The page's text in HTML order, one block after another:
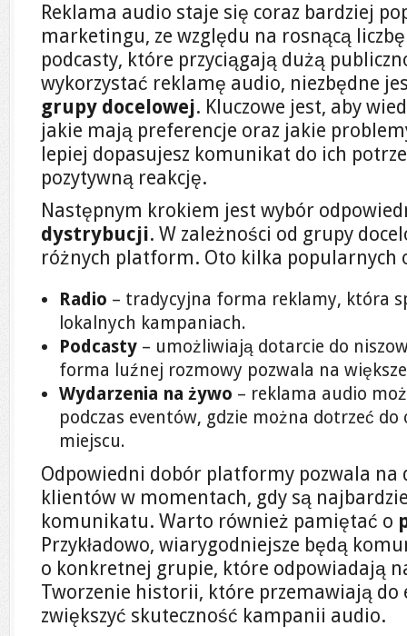
Reklama audio staje się coraz bardziej
marketingu, ze względu na rosnącą
podcasty, które przyciągają dużą
wykorzystać reklamę audio, niezbędne
grupy docelowej. Kluczowe jest, aby
jakie mają preferencje oraz jakie
lepiej dopasujesz komunikat do ich
pozytywną reakcję.
Następnym krokiem jest wybór
dystrybucji. W zależności od grupy
różnych platform. Oto kilka popularnych
Radio – tradycyjna forma reklamy, która
lokalnych kampaniach.
Podcasty – umożliwiają dotarcie do
forma luźnej rozmowy pozwala na
Wydarzenia na żywo – reklama audio
podczas eventów, gdzie można dotrzeć do
miejscu.
Odpowiedni dobór platformy pozwala na
klientów w momentach, gdy są
komunikatu. Warto również pamiętać o
Przykładowo, wiarygodniejsze będą
o konkretnej grupie, które odpowiadają
Tworzenie historii, które przemawiają do
zwiększyć skuteczność kampanii audio.